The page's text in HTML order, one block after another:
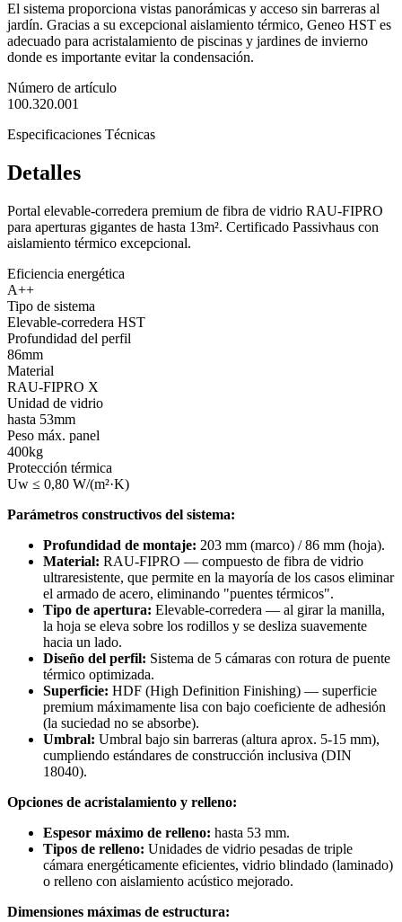
El sistema proporciona vistas panorámicas y acceso sin barreras al
jardín. Gracias a su excepcional aislamiento térmico, Geneo HST es
adecuado para acristalamiento de piscinas y jardines de invierno
donde es importante evitar la condensación.
Número de artículo
100.320.001
Especificaciones Técnicas
Detalles
Portal elevable-corredera premium de fibra de vidrio RAU-FIPRO
para aperturas gigantes de hasta 13m². Certificado Passivhaus con
aislamiento térmico excepcional.
Eficiencia energética
A++
Tipo de sistema
Elevable-corredera HST
Profundidad del perfil
86mm
Material
RAU-FIPRO X
Unidad de vidrio
hasta 53mm
Peso máx. panel
400kg
Protección térmica
Uw ≤ 0,80 W/(m²·K)
Parámetros constructivos del sistema:
Profundidad de montaje: 203 mm (marco) / 86 mm (hoja).
Material: RAU-FIPRO — compuesto de fibra de vidrio
ultraresistente, que permite en la mayoría de los casos eliminar
el armado de acero, eliminando "puentes térmicos".
Tipo de apertura: Elevable-corredera — al girar la manilla,
la hoja se eleva sobre los rodillos y se desliza suavemente
hacia un lado.
Diseño del perfil: Sistema de 5 cámaras con rotura de puente
térmico optimizada.
Superficie: HDF (High Definition Finishing) — superficie
premium máximamente lisa con bajo coeficiente de adhesión
(la suciedad no se absorbe).
Umbral: Umbral bajo sin barreras (altura aprox. 5-15 mm),
cumpliendo estándares de construcción inclusiva (DIN
18040).
Opciones de acristalamiento y relleno:
Espesor máximo de relleno: hasta 53 mm.
Tipos de relleno: Unidades de vidrio pesadas de triple
cámara energéticamente eficientes, vidrio blindado (laminado)
o relleno con aislamiento acústico mejorado.
Dimensiones máximas de estructura: